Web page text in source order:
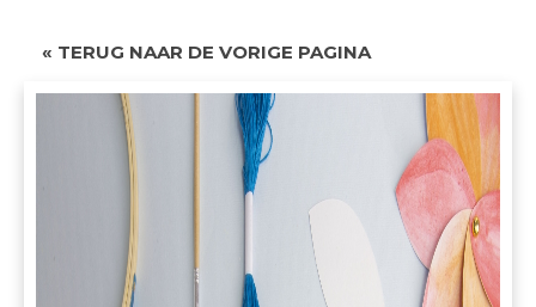
« TERUG NAAR DE VORIGE PAGINA